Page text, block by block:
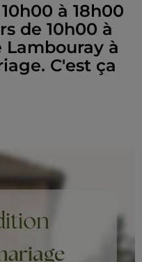
à 18h00
de 10h00 à
Lambouray à
C'est ça